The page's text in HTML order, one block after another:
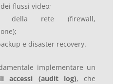
flussi video;
della rete (firewall,
e disaster recovery.
implementare un
accessi (audit log), che